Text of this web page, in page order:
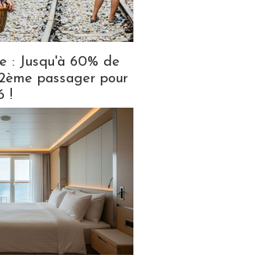
: Jusqu'à 60% de
passager pour
!